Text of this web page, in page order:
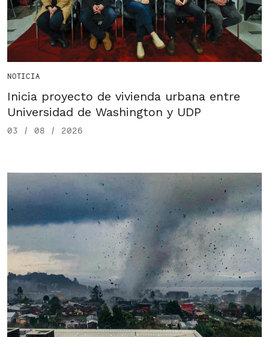
NOTICIA
Inicia proyecto de vivienda urbana entre
Universidad de Washington y UDP
03 / 08 / 2026